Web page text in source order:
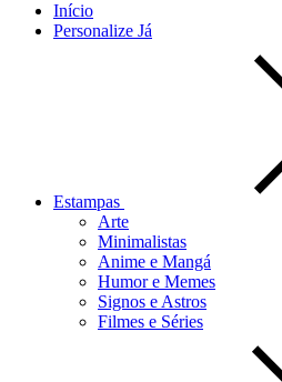
Início
Personalize Já
Estampas
Arte
Minimalistas
Anime e Mangá
Humor e Memes
Signos e Astros
Filmes e Séries